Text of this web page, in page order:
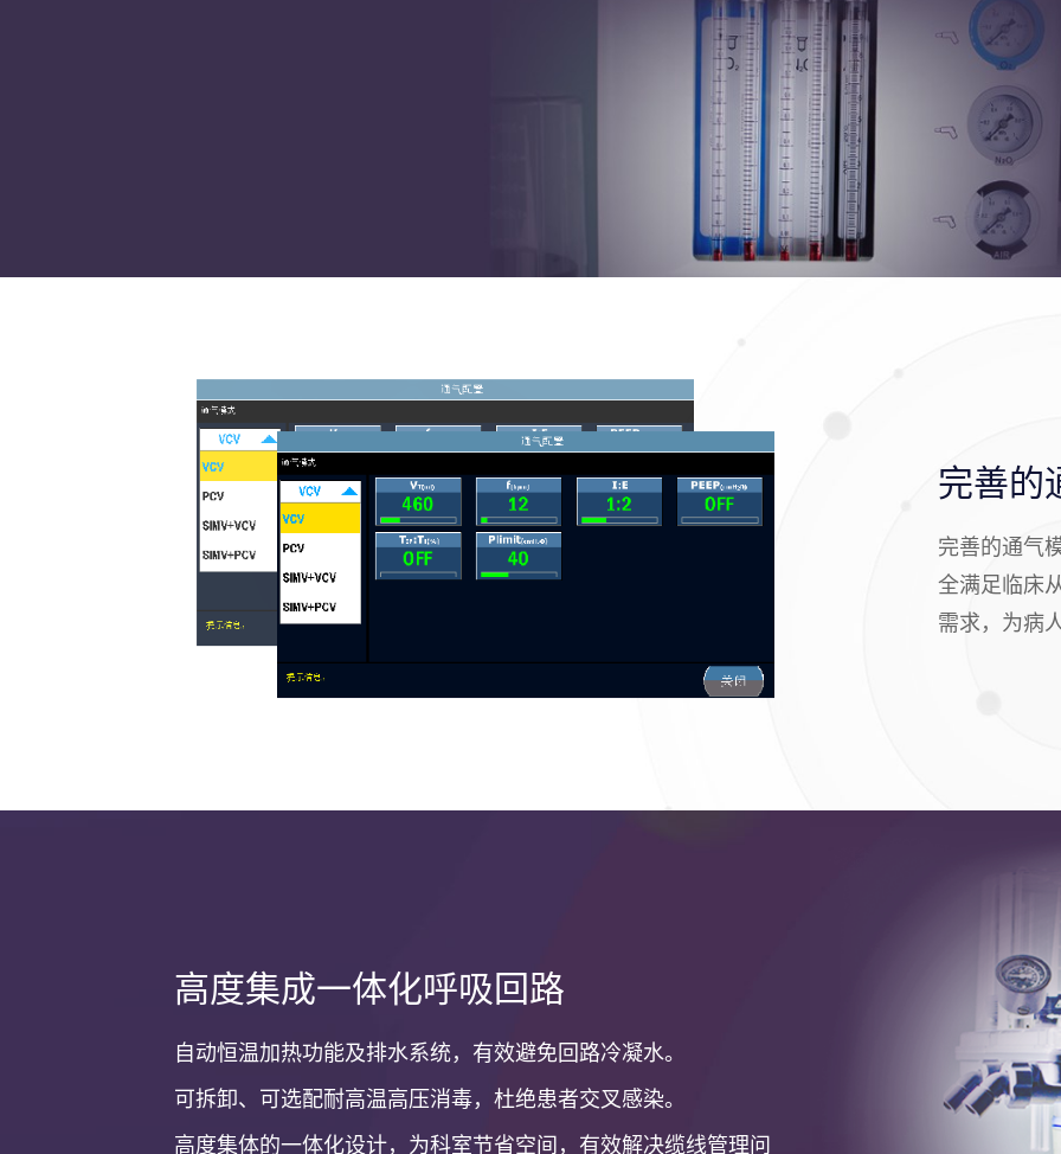
完善的
完善的通气
全满足临床
需求，为病
高度集成一体化呼吸回路
自动恒温加热功能及排水系统，有效避免回路冷凝水。
可拆卸、可选配耐高温高压消毒，杜绝患者交叉感染。
高度集体的一体化设计，为科室节省空间，有效解决缆线管理问